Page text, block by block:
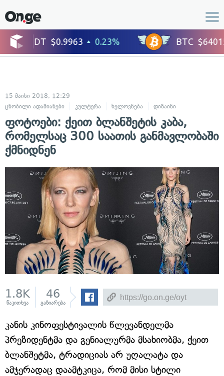
15 მაისი 2018, 12:29
ცნობილი ადამიანები
კულტურა ხელოვნება დიზაინი
ფოტოები: ქეით ბლანშეტის კაბა,
რომელსაც 300 საათის განმავლობაში
ქმნიდნენ
1.8K
წაკითხვა
46
გაზიარება
კანის კინოფესტივალის წლევანდელმა
პრეზიდენტმა და გენიალურმა მსახიობმა, ქეით
ბლანშეტმა, ტრადიციას არ უღალატა და
ამჯერადაც დაამტკიცა, რომ მისი სტილი